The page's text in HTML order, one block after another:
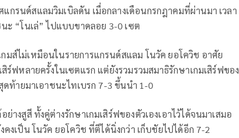
กรนด์สแลมวิมเบิลดัน เมื่อกลางเดือนกรกฎาคมที่ผ่านมา เวลา
ะ “โนเล่” ไปแบบขาดลอย 3-0 เซต
มส์ไม่เหมือนในรายการแกรนด์สแลม โนวัค ยอโควิช อาศัย
สิร์ฟหลายครั้งในเซตแรก แต่ยังรวมรวมสมาธิรักษาเกมเสิร์ฟของ
ดท้ายมาเอาชนะไทเบรก 7-3 ขึ้นนำ 1-0
ย่างสูสี ทั้งคู่ต่างรักษาเกมเสิร์ฟของตัวเองเอาไว้ได้จนมาเสมอ
งเป็น โนวัค ยอโควิช ที่ตีได้นิ่งกว่า เก็บชัยไปได้อีก 7-2